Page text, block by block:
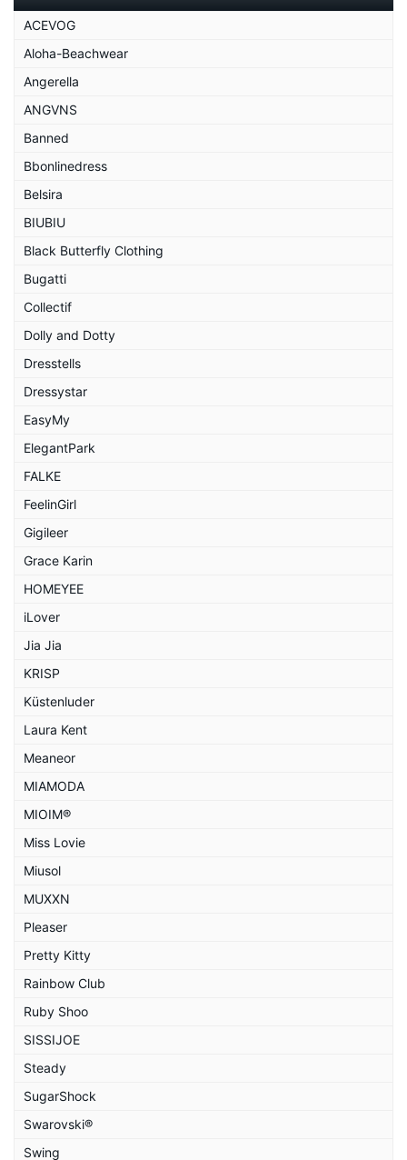
ACEVOG
Aloha-Beachwear
Angerella
ANGVNS
Banned
Bbonlinedress
Belsira
BIUBIU
Black Butterfly Clothing
Bugatti
Collectif
Dolly and Dotty
Dresstells
Dressystar
EasyMy
ElegantPark
FALKE
FeelinGirl
Gigileer
Grace Karin
HOMEYEE
iLover
Jia Jia
KRISP
Küstenluder
Laura Kent
Meaneor
MIAMODA
MIOIM®
Miss Lovie
Miusol
MUXXN
Pleaser
Pretty Kitty
Rainbow Club
Ruby Shoo
SISSIJOE
Steady
SugarShock
Swarovski®
Swing